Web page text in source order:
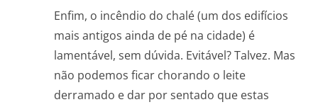
Enfim, o incêndio do chalé (um dos edifícios
mais antigos ainda de pé na cidade) é
lamentável, sem dúvida. Evitável? Talvez. Mas
não podemos ficar chorando o leite
derramado e dar por sentado que estas